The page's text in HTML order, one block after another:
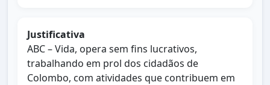
Justificativa
ABC – Vida, opera sem fins lucrativos,
trabalhando em prol dos cidadãos de
Colombo, com atividades que contribuem em